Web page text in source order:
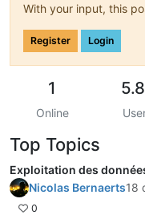
With your input, this
Register Login
1
Online
Top Topics
Exploitation des
Nicolas Bernaerts18
0